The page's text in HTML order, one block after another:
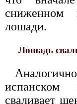
сниженном
лошади.
Лошадь
сваливает